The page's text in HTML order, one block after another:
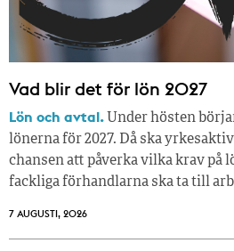
Vad blir det för lön 2027
Lön och avtal. Under hösten
lönerna för 2027. Då ska
chansen att påverka vilka krav på
fackliga förhandlarna ska ta till
7 AUGUSTI, 2026